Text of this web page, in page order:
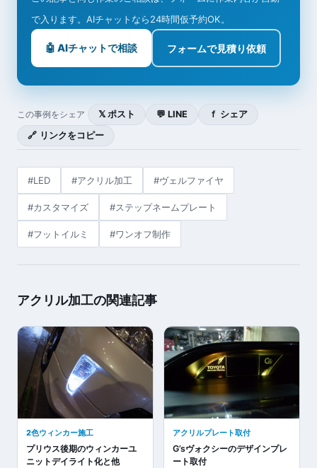
で入ります。AIチャットなら24時間仮予約OK。
🤖 AIチャットで相談 フォームで見積り依頼
この事例をシェア 𝕏 ポスト 💬 LINE
ｆ シェア
🔗 リンクをコピー
#LED #アクリル加工 #ヴェルファイヤ
#カスタマイズ #ステップネームプレート
#フットイルミ #ワンオフ制作
アクリル加工の関連記事
2色ウィンカー施工
プリウス後期のウィンカーユ
ニットデイライト化と他
アクリルプレート取付
G’sヴォクシーのデザインプレ
ート取付